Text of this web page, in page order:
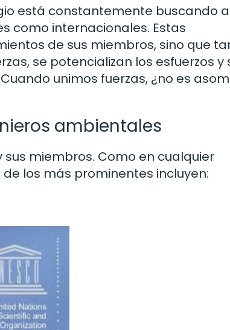
está constantemente buscando
como internacionales. Estas
de sus miembros, sino que
se potencializan los esfuerzos y
unimos fuerzas, ¿no es
ambientales
miembros. Como en cualquier
los más prominentes incluyen: